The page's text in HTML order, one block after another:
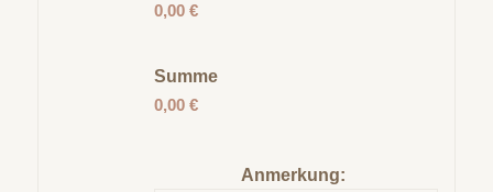
0,00 €
Summe
0,00 €
Anmerkung: